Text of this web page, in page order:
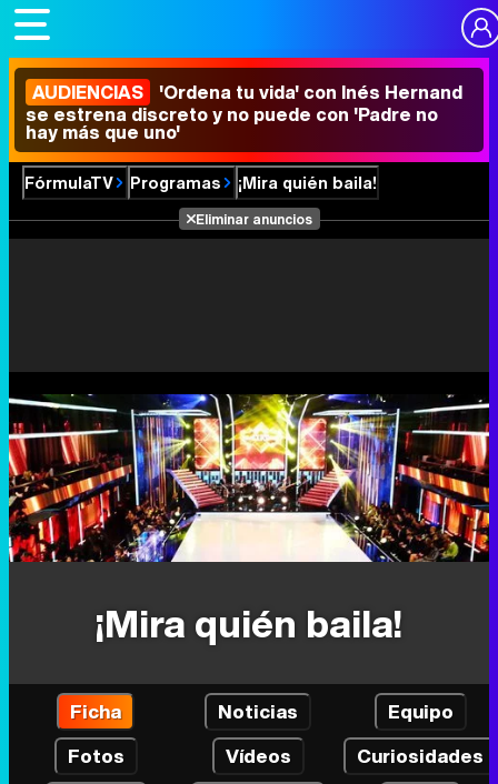
AUDIENCIAS 'Ordena tu vida' con Inés Hernand
se estrena discreto y no puede con 'Padre no
hay más que uno'
FórmulaTV Programas ¡Mira quién baila!
Eliminar anuncios
¡Mira quién baila!
Ficha Noticias
Equipo
Fotos
Vídeos
Curiosidades